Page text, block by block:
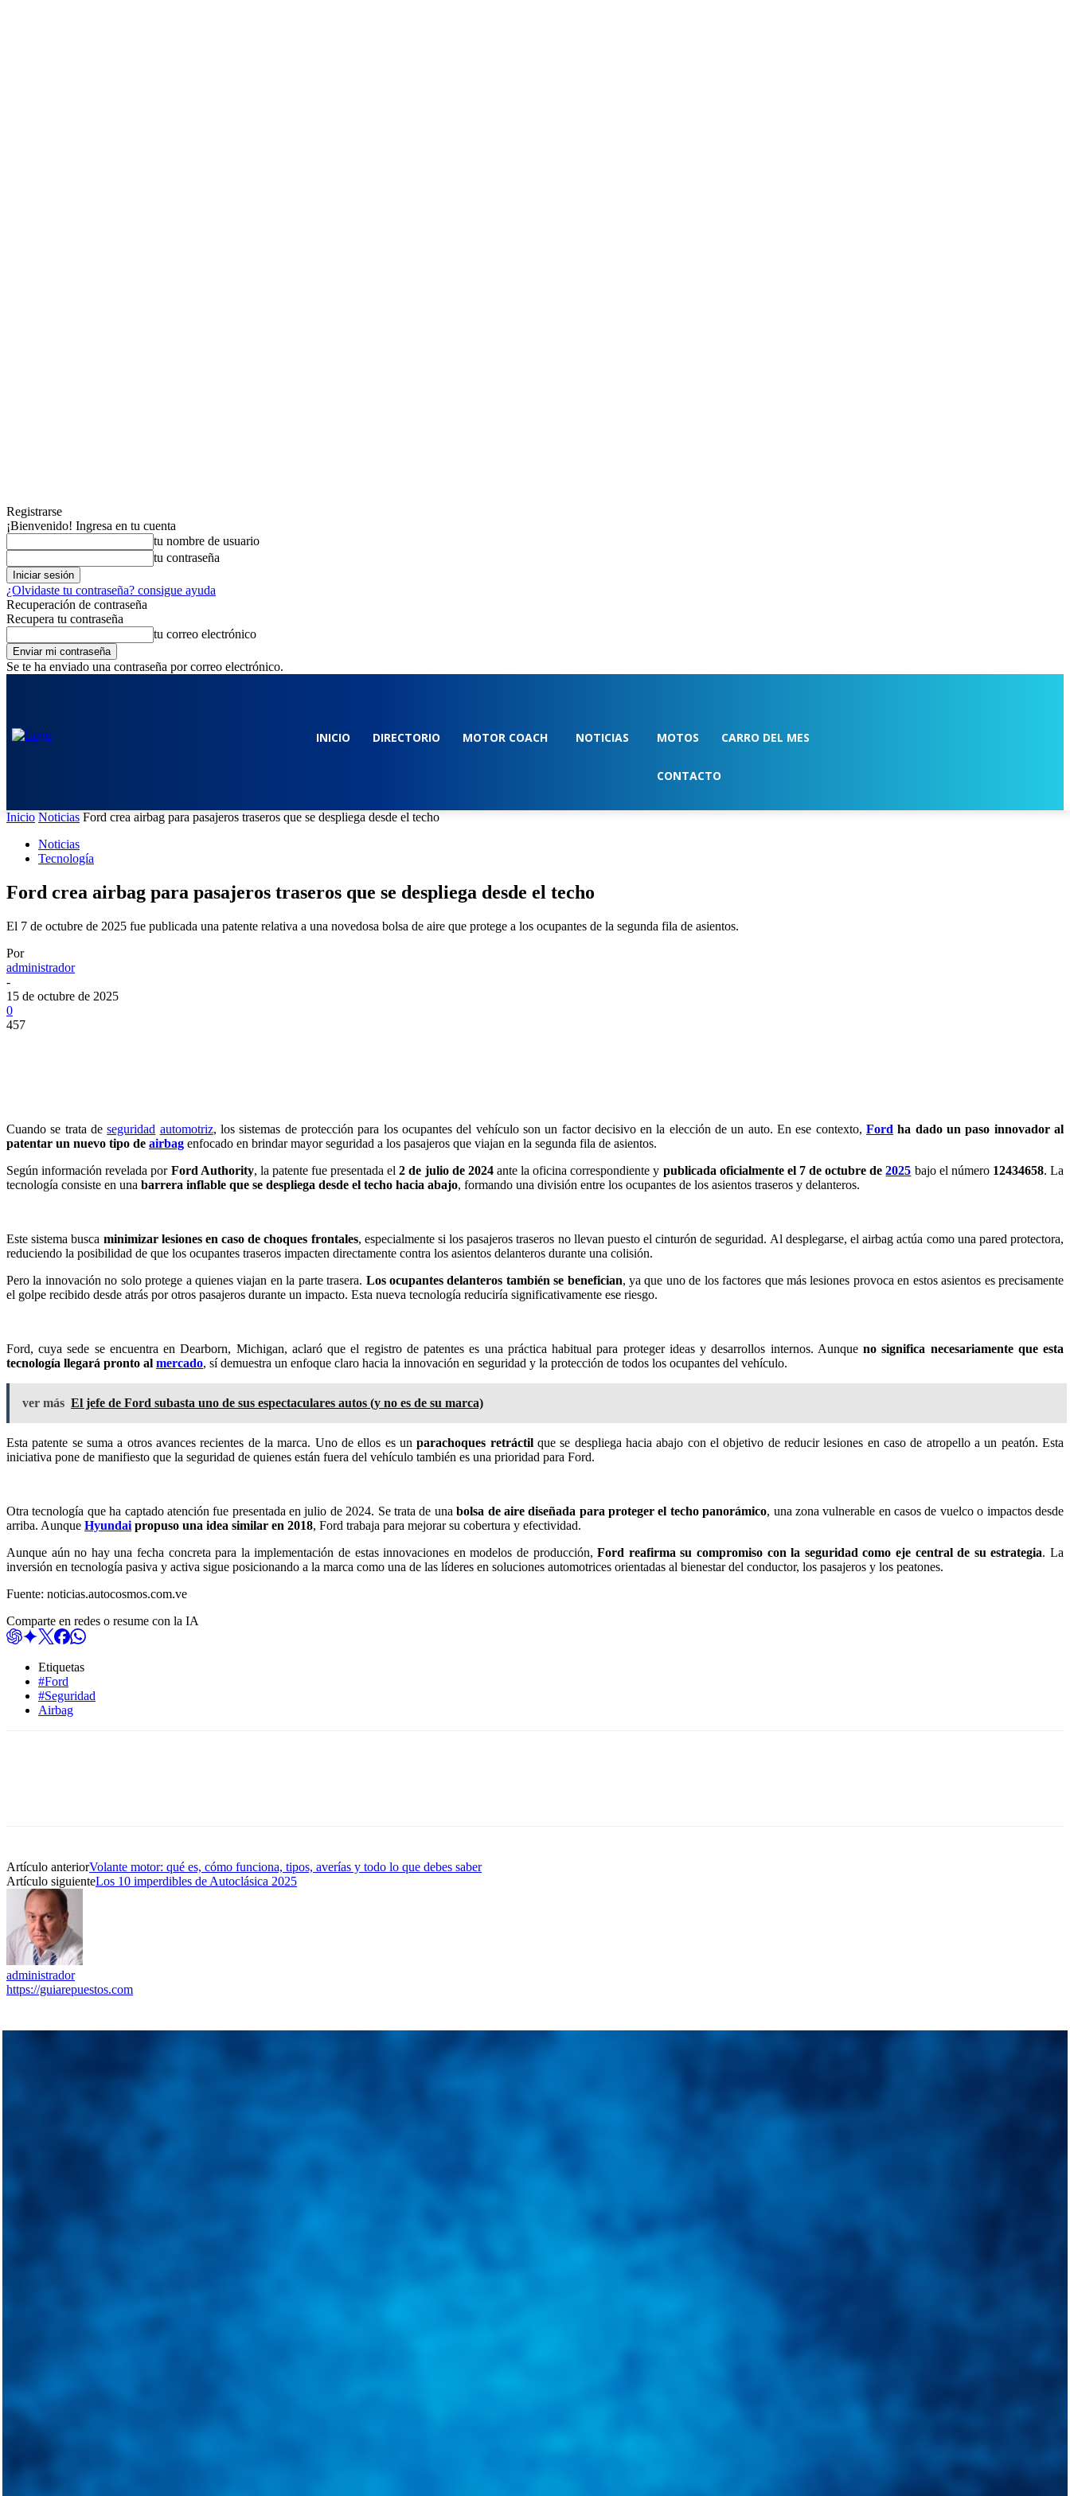
Registrarse
¡Bienvenido! Ingresa en tu cuenta
tu nombre de usuario
tu contraseña
¿Olvidaste tu contraseña? consigue ayuda
Recuperación de contraseña
Recupera tu contraseña
tu correo electrónico
Se te ha enviado una contraseña por correo electrónico.
INICIO DIRECTORIO MOTOR COACH NOTICIAS MOTOS CARRO DEL MES
CONTACTO
Inicio Noticias Ford crea airbag para pasajeros traseros que se despliega desde el techo
Noticias
Tecnología
Ford crea airbag para pasajeros traseros que se despliega desde el techo
El 7 de octubre de 2025 fue publicada una patente relativa a una novedosa bolsa de aire que protege a los ocupantes de la segunda fila de asientos.
Por
administrador
-
15 de octubre de 2025
0
457
Cuando se trata deseguridad automotriz, los sistemas de protección para los ocupantes del vehículo son un factor decisivo en la elección de un auto. En ese contexto,Ford ha dado un paso innovador al
patentar un nuevo tipo de airbag enfocado en brindar mayor seguridad a los pasajeros que viajan en la segunda fila de asientos.
Según información revelada por Ford Authority, la patente fue presentada el2 de julio de 2024ante la oficina correspondiente y publicada oficialmente el 7 de octubre de2025 bajo el número 12434658. La
tecnología consiste en una barrera inflable que se despliega desde el techo hacia abajo, formando una división entre los ocupantes de los asientos traseros y delanteros.
Este sistema busca minimizar lesiones en caso de choques frontales, especialmente si los pasajeros traseros no llevan puesto el cinturón de seguridad. Al desplegarse, el airbag actúa como una pared protectora,
reduciendo la posibilidad de que los ocupantes traseros impacten directamente contra los asientos delanteros durante una colisión.
Pero la innovación no solo protege a quienes viajan en la parte trasera. Los ocupantes delanteros también se benefician, ya que uno de los factores que más lesiones provoca en estos asientos es precisamente
el golpe recibido desde atrás por otros pasajeros durante un impacto. Esta nueva tecnología reduciría significativamente ese riesgo.
Ford, cuya sede se encuentra en Dearborn, Michigan, aclaró que el registro de patentes es una práctica habitual para proteger ideas y desarrollos internos. Aunqueno significa necesariamente que esta
tecnología llegará pronto al mercado, sí demuestra un enfoque claro hacia la innovación en seguridad y la protección de todos los ocupantes del vehículo.
ver más El jefe de Ford subasta uno de sus espectaculares autos (y no es de su marca)
Esta patente se suma a otros avances recientes de la marca. Uno de ellos es unparachoques retráctilque se despliega hacia abajo con el objetivo de reducir lesiones en caso de atropello a un peatón. Esta
iniciativa pone de manifiesto que la seguridad de quienes están fuera del vehículo también es una prioridad para Ford.
Otra tecnología que ha captado atención fue presentada en julio de 2024. Se trata de unabolsa de aire diseñada para proteger el techo panorámico, una zona vulnerable en casos de vuelco o impactos desde
arriba. Aunque Hyundai propuso una idea similar en 2018, Ford trabaja para mejorar su cobertura y efectividad.
Aunque aún no hay una fecha concreta para la implementación de estas innovaciones en modelos de producción,Ford reafirma su compromiso con la seguridad como eje central de su estrategia. La
inversión en tecnología pasiva y activa sigue posicionando a la marca como una de las líderes en soluciones automotrices orientadas al bienestar del conductor, los pasajeros y los peatones.
Fuente: noticias.autocosmos.com.ve
Comparte en redes o resume con la IA
Etiquetas
#Ford
#Seguridad
Airbag
Artículo anteriorVolante motor: qué es, cómo funciona, tipos, averías y todo lo que debes saber
Artículo siguienteLos 10 imperdibles de Autoclásica 2025
administrador
https://guiarepuestos.com